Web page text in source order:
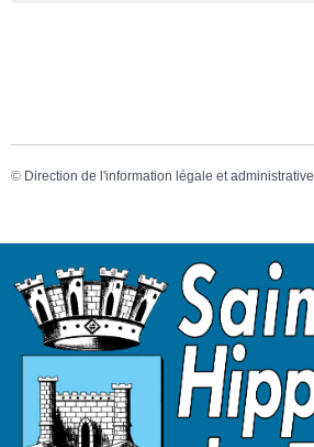
© Direction de l'information légale et administrative